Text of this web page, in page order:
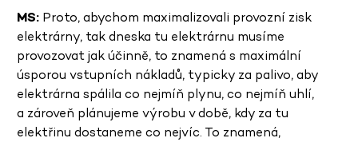
MS: Proto, abychom maximalizovali provozní zisk
elektrárny, tak dneska tu elektrárnu musíme
provozovat jak účinně, to znamená s maximální
úsporou vstupních nákladů, typicky za palivo, aby
elektrárna spálila co nejmíň plynu, co nejmíň uhlí,
a zároveň plánujeme výrobu v době, kdy za tu
elektřinu dostaneme co nejvíc. To znamená,